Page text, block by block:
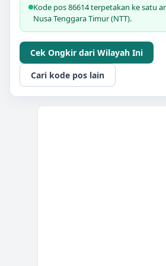
Kode pos 86614 terpetakan ke satu
Nusa Tenggara Timur (NTT).
Cek Ongkir dari Wilayah Ini
Cari kode pos lain